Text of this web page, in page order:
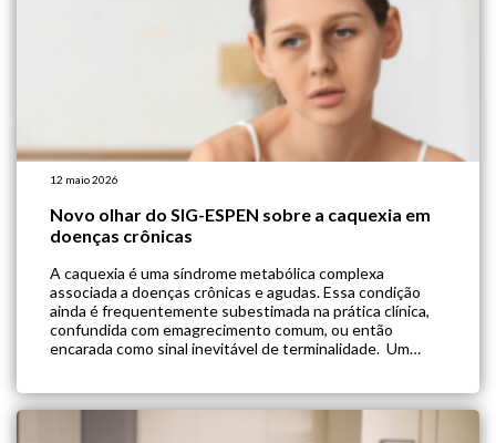
12 maio 2026
Novo olhar do SIG-ESPEN sobre a caquexia em
doenças crônicas
A caquexia é uma síndrome metabólica complexa
associada a doenças crônicas e agudas. Essa condição
ainda é frequentemente subestimada na prática clínica,
confundida com emagrecimento comum, ou então
encarada como sinal inevitável de terminalidade. Um
anorexia em doenças crônicas de desgaste […]